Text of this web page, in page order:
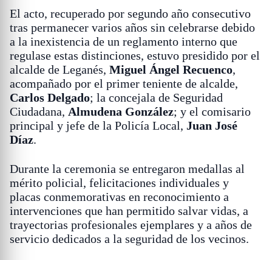
El acto, recuperado por segundo año consecutivo
tras permanecer varios años sin celebrarse debido
a la inexistencia de un reglamento interno que
regulase estas distinciones, estuvo presidido por el
alcalde de Leganés, Miguel Ángel Recuenco,
acompañado por el primer teniente de alcalde,
Carlos Delgado; la concejala de Seguridad
Ciudadana, Almudena González; y el comisario
principal y jefe de la Policía Local, Juan José
Díaz.
Durante la ceremonia se entregaron medallas al
mérito policial, felicitaciones individuales y
placas conmemorativas en reconocimiento a
intervenciones que han permitido salvar vidas, a
trayectorias profesionales ejemplares y a años de
servicio dedicados a la seguridad de los vecinos.